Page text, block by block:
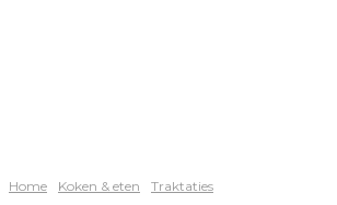
Home Koken & eten Traktaties